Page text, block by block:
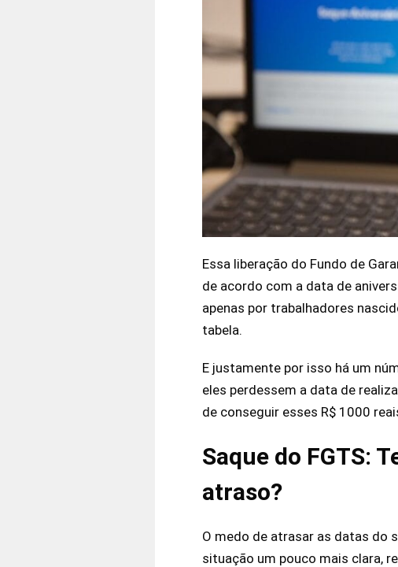
Essa liberação do Fundo de
de acordo com a data de
apenas por trabalhadores
tabela.
E justamente por isso há um
eles perdessem a data de
de conseguir esses R$ 1000
Saque do FGTS:
atraso?
O medo de atrasar as datas do
situação um pouco mais clara,